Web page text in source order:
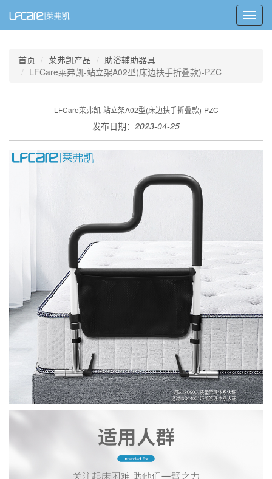
首页 莱弗凯产品
助浴辅助器具
LFCare莱弗凯-站立架A02型(床边扶手折叠款)-PZC
LFCare莱弗凯-站立架A02型(床边扶手折叠款)-PZC
发布日期： 2023-04-25